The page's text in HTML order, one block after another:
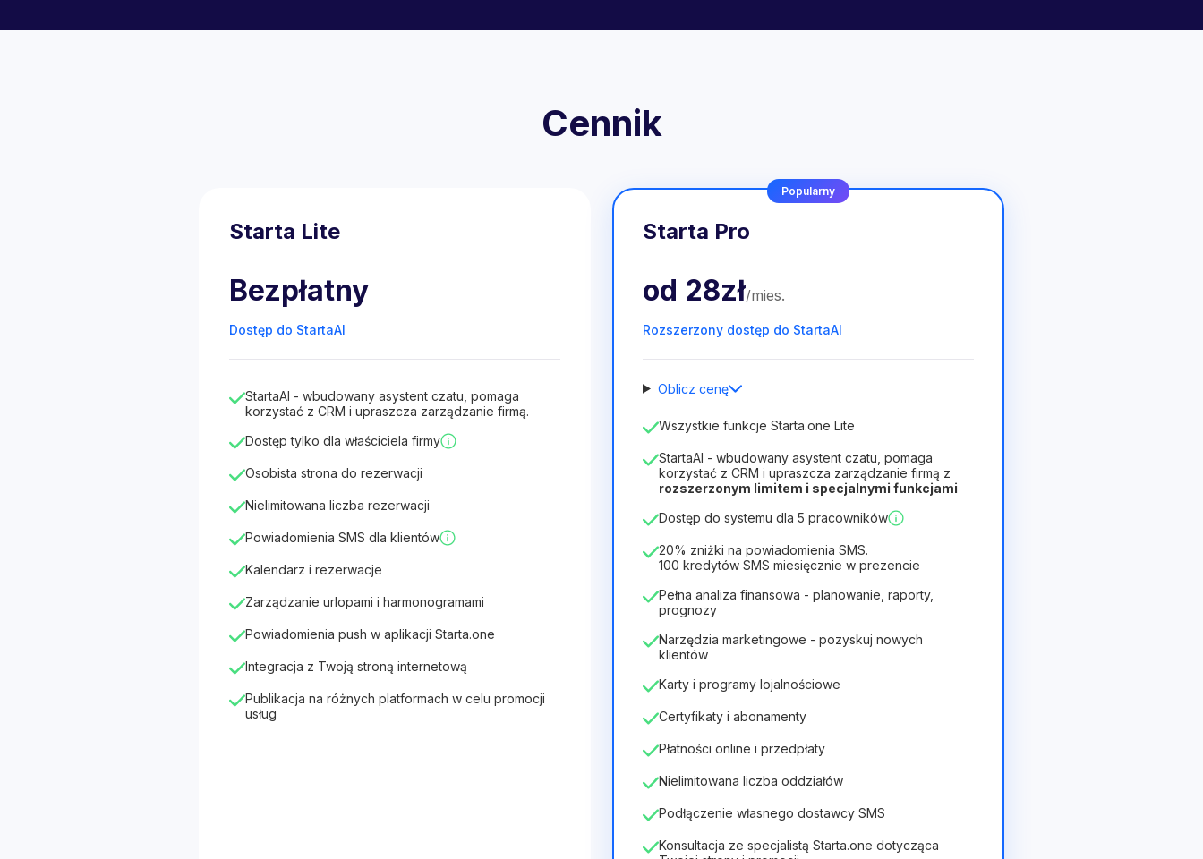
Cennik
Starta Lite
Bezpłatny
Dostęp do StartaAI
StartaAI - wbudowany asystent czatu, pomaga
korzystać z CRM i upraszcza zarządzanie firmą.
Dostęp tylko dla właściciela firmy
Osobista strona do rezerwacji
Nielimitowana liczba rezerwacji
Powiadomienia SMS dla klientów
Kalendarz i rezerwacje
Zarządzanie urlopami i harmonogramami
Powiadomienia push w aplikacji Starta.one
Integracja z Twoją stroną internetową
Publikacja na różnych platformach w celu promocji
usług
Popularny
Starta Pro
od 28zł/mies.
Rozszerzony dostęp do StartaAI
Oblicz cenę
Liczba pracowników
Czas trwania licencji
12 Months(zniżka -25%) Opłacalny
40zł28zł miesiąc
336zł za 12 Months
Wszystkie funkcje Starta.one Lite
StartaAI - wbudowany asystent czatu, pomaga
korzystać z CRM i upraszcza zarządzanie firmą z
rozszerzonym limitem i specjalnymi funkcjami
Dostęp do systemu dla 5 pracowników
20% zniżki na powiadomienia SMS.
100 kredytów SMS miesięcznie w prezencie
Pełna analiza finansowa - planowanie, raporty,
prognozy
Narzędzia marketingowe - pozyskuj nowych
klientów
Karty i programy lojalnościowe
Certyfikaty i abonamenty
Płatności online i przedpłaty
Nielimitowana liczba oddziałów
Podłączenie własnego dostawcy SMS
Konsultacja ze specjalistą Starta.one dotycząca